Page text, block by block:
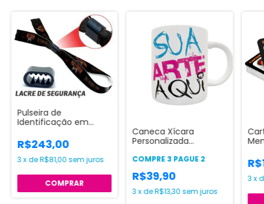
Pulseira de
Identificação em
Impressão Digital
Personalizada
R$243,00
3xdeR$81,00 sem juros
COMPRAR
Caneca Xícara
Personalizada
COMPRE 3 PAGUE 2
R$39,90
3 xdeR$13,30 sem juros
3x